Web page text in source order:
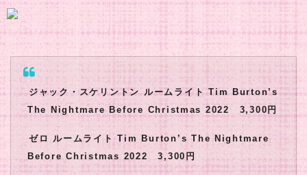
ジャック・スケリントン ルームライト Tim Burton’s
The Nightmare Before Christmas 2022 3,300円
ゼロ ルームライト Tim Burton’s The Nightmare
Before Christmas 2022 3,300円